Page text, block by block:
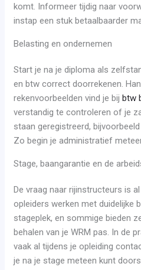
komt. Informeer tijdig naar
instap een stuk betaalbaarder
Belasting en ondernemen
Start je na je diploma als
en btw correct doorrekenen.
rekenvoorbeelden vind je bijbtw
verstandig te controleren of je
staan geregistreerd,
Zo begin je administratief
Stage, baangarantie en de
De vraag naar rijinstructeurs is
opleiders werken met duidelijke
stageplek, en sommige bieden
behalen van je WRM pas. In de
vaak al tijdens je opleiding
je na je stage meteen kunt